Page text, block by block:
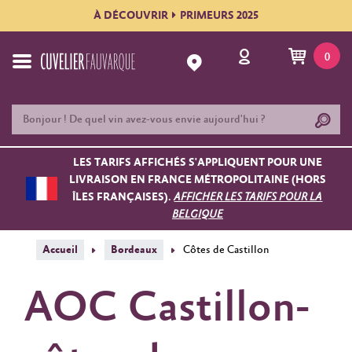
À DÉCOUVRIR PRIMEURS 2025
0
LES TARIFS AFFICHÉS S'APPLIQUENT POUR UNE
LIVRAISON EN FRANCE MÉTROPOLITAINE (HORS
ÎLES FRANÇAISES).AFFICHER LES TARIFS POUR LA
BELGIQUE
Accueil Bordeaux Côtes de Castillon
AOC Castillon-